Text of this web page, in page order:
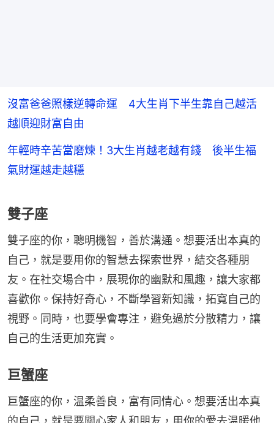
沒富爸爸照樣逆轉命運 4大生肖下半生靠自己越活
越順迎財富自由
年輕時辛苦當磨煉！3大生肖越老越有錢 後半生福
氣財運越走越穩
雙子座
雙子座的你，聰明機智，善於溝通。想要活出本真的
自己，就是要用你的智慧去探索世界，結交各種朋
友。在社交場合中，展現你的幽默和風趣，讓大家都
喜歡你。保持好奇心，不斷學習新知識，拓寬自己的
視野。同時，也要學會專注，避免過於分散精力，讓
自己的生活更加充實。
巨蟹座
巨蟹座的你，温柔善良，富有同情心。想要活出本真